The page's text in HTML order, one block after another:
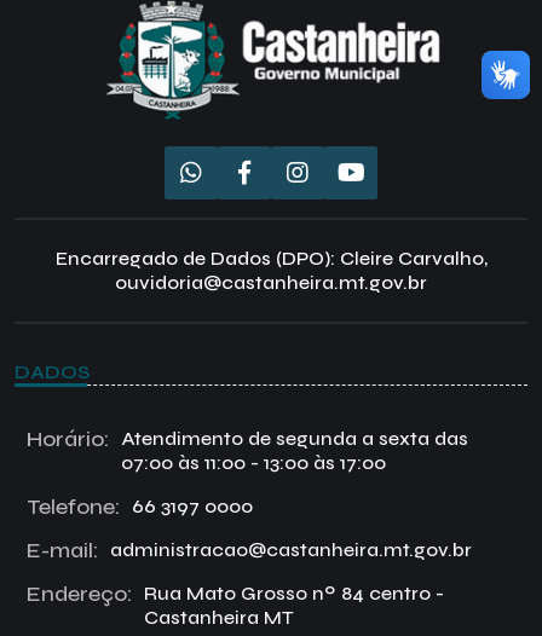
Encarregado de Dados (DPO): Cleire Carvalho,
ouvidoria@castanheira.mt.gov.br
DADOS
Horário:
Atendimento de segunda a sexta das
07:00 às 11:00 - 13:00 às 17:00
Telefone: 66 3197 0000
E-mail: administracao@castanheira.mt.gov.br
Endereço:
Rua Mato Grosso nº 84 centro -
Castanheira MT